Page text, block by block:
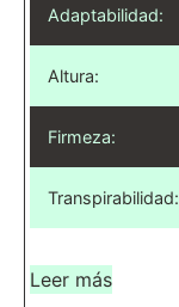
Adaptabilidad:
Altura:
Firmeza:
Transpirabilidad:
Leer más